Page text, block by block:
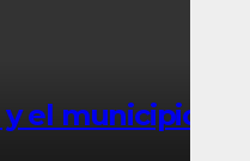
el municipio